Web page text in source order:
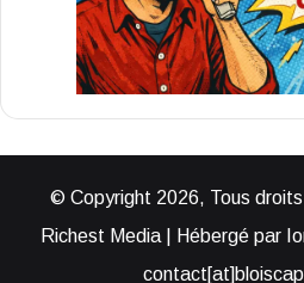
© Copyright 2026, Tous
Richest Media | Hébergé par